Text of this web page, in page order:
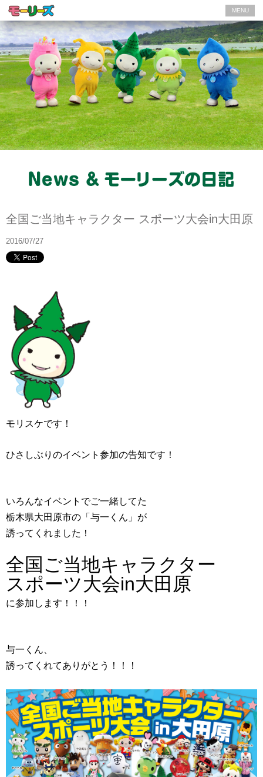
MENU
全国ご当地キャラクター スポーツ大会in大田原
2016/07/27
モリスケです！
ひさしぶりのイベント参加の告知です！
いろんなイベントでご一緒してた
栃木県大田原市の「与一くん」が
誘ってくれました！
全国ご当地キャラクター
スポーツ大会in大田原
に参加します！！！
与一くん、
誘ってくれてありがとう！！！